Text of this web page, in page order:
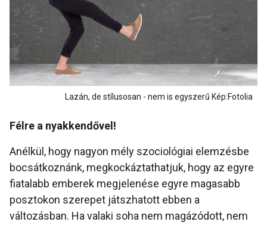
Lazán, de stílusosan - nem is egyszerű Kép:Fotolia
Félre a nyakkendővel!
Anélkül, hogy nagyon mély szociológiai elemzésbe
bocsátkoznánk, megkockáztathatjuk, hogy az egyre
fiatalabb emberek megjelenése egyre magasabb
posztokon szerepet játszhatott ebben a
változásban. Ha valaki soha nem magázódott, nem